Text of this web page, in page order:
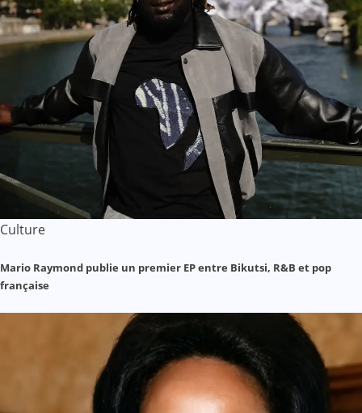
Culture
Mario Raymond publie un premier EP entre Bikutsi, R&B et pop
française